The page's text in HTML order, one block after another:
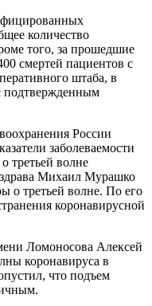
количество
того, за прошедшие
смертей пациентов с
штаба, в
подтвержденным
России
заболеваемости
третьей волне
Михаил Мурашко
о третьей волне. По его
коронавирусной
Ломоносова Алексей
коронавируса в
что подъем